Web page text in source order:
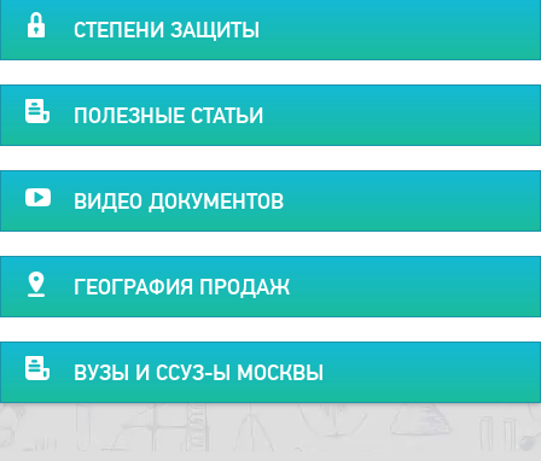
СТЕПЕНИ ЗАЩИТЫ
ПОЛЕЗНЫЕ СТАТЬИ
ВИДЕО ДОКУМЕНТОВ
ГЕОГРАФИЯ ПРОДАЖ
ВУЗЫ И ССУЗ-Ы МОСКВЫ